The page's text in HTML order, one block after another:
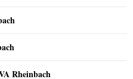
Rheinbach